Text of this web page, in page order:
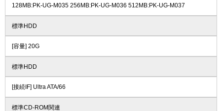
128MB:PK-UG-M035 256MB:PK-UG-M036 512MB:PK-UG-M037
標準HDD
[容量] 20G
標準HDD
[接続IF] Ultra ATA/66
標準CD-ROM関連